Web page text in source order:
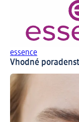
essence
Vhodné